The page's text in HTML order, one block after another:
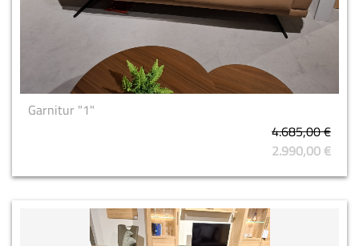
Garnitur "1"
4.685,00 €
2.990,00 €